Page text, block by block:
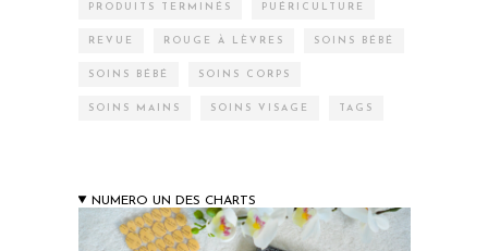
PRODUITS TERMINÉS PUÉRICULTURE
REVUE ROUGE À LÈVRES SOINS BÉBÉ
SOINS BÉBÉ SOINS CORPS
SOINS MAINS SOINS VISAGE TAGS
NUMERO UN DES CHARTS